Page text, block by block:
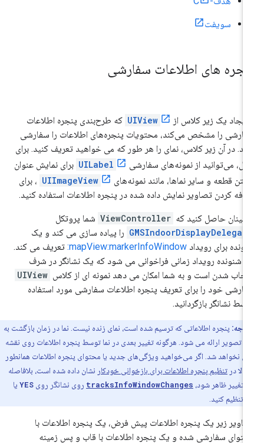
سویفت
های اطلاعات سفارشی
ایجاد یک زیر کلاس از UIView که طرح‌بندی پنجره اطلاعات
را مشخص می‌کند، محتویات پنجره‌های اطلاعات را سفارشی
در آن زیر کلاس، نمای را هر طور که می خواهید تعریف کنید. برای
می‌توانید از نمونه‌های سفارشی
UILabel برای نمایش عنوان
قطعه و سایر نماها، مانند نمونه‌های
UIImageView ، برای
کردن تصاویر نمایش داده شده در پنجره اطلاعات استفاده کنید.
حاصل کنید که ViewController شما پروتکل
را پیاده سازی می کند و یک
برای رویدادmapView:markerInfoWindow:تعریف می کند.
شنونده رویداد زمانی فراخوانی می شود که یک نشانگر در شرف
شدن است و به شما امکان می دهد نمونه ای از کلاس UIView
خود را برای تعریف پنجره اطلاعات سفارشی مورد استفاده
نشانگر بازگردانید.
پنجره اطلاعاتی که ترسیم شده است، نمای زنده نیست. نما در زمان بازگشت به
تصویر ارائه می شود. هرگونه تغییر بعدی در نما توسط پنجره اطلاعات روی نقشه
نخواهد شد. اگر می‌خواهید ویژگی‌های جدید یا محتوای پنجره اطلاعات همانطور
تنظیم پنجره اطلاعات برای بازخوانی خودکارنشان داده شده است، بلافاصله
تغییر ظاهر شود،tracksInfoWindowChangesروی نشانگر روی YES یا
تنظیم کنید.
زیر یک پنجره اطلاعات پیش فرض، یک پنجره اطلاعات با
سفارشی شده و یک پنجره اطلاعات با قاب و پس زمینه